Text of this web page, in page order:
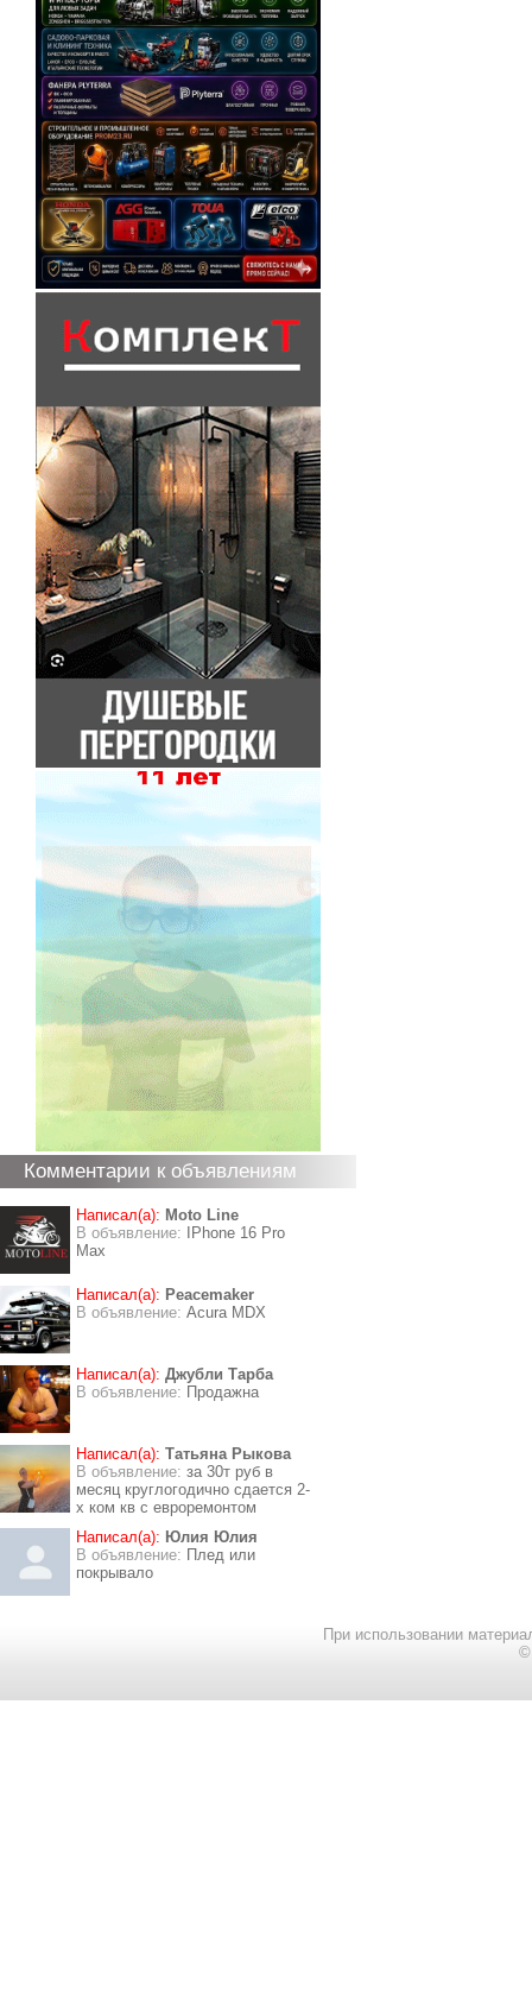
Комментарии к объявлениям
Написал(а): Moto Line
В объявление:
IPhone 16 Pro
Max
Написал(а): Peacemaker
В объявление: Acura MDX
Написал(а): Джубли Тарба
В объявление: Продажна
Написал(а): Татьяна Рыкова
В объявление: за 30т руб в
месяц круглогодично сдается 2-
х ком кв с евроремонтом
Написал(а): Юлия Юлия
В объявление: Плед или
покрывало
При использовании